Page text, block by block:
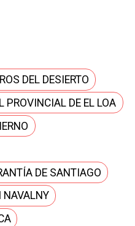
DEL DESIERTO
PROVINCIAL DE EL LOA
DE SANTIAGO
NAVALNY